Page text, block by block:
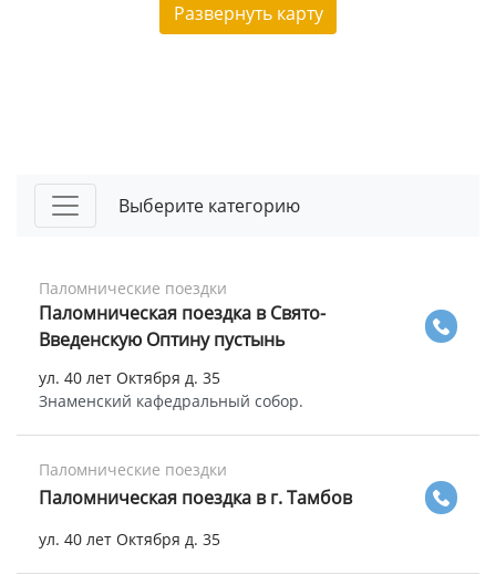
Развернуть карту
Выберите категорию
Паломнические поездки
Паломническая поездка в Свято-
Введенскую Оптину пустынь
ул. 40 лет Октября д. 35
Знаменский кафедральный собор.
Паломнические поездки
Паломническая поездка в г. Тамбов
ул. 40 лет Октября д. 35